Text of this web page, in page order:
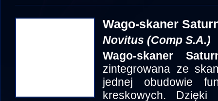
Wago-skaner
Novitus (Comp S.A.)
Wago-skaner
zintegrowana ze
jednej obudowie
kreskowych.